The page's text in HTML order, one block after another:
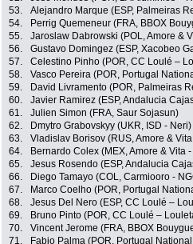
53.
Alejandro Marque (ESP, Palmeiras
54.
Perrig Quemeneur (FRA, BBOX
55.
Jaroslaw Dabrowski (POL, Amore &
56.
Gustavo Domingez (ESP, Xacobeo
57.
Celestino Pinho (POR, CC Loulé –
58.
Vasco Pereira (POR, Portugal
59.
David Livramento (POR, Palmeiras
60.
Javier Ramirez (ESP, Andalucia
61.
Julien Simon (FRA, Saur Sojasun)
62.
Dmytro Grabovskyy (UKR, ISD - Neri)
63.
Vladislav Borisov (RUS, Amore &
64.
Bernardo Colex (MEX, Amore & Vita
65.
Jesus Rosendo (ESP, Andalucia
66.
Diego Tamayo (COL, Carmiooro -
67.
Marco Coelho (POR, Portugal
68.
Jesus Del Nero (ESP, CC Loulé –
69.
Bruno Pinto (POR, CC Loulé –
70.
Vincent Jerome (FRA, BBOX
71.
Fabio Palma (POR, Portugal